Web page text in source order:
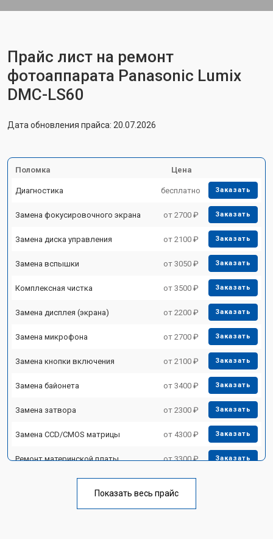
Прайс лист на ремонт
фотоаппарата Panasonic Lumix
DMC-LS60
Дата обновления прайса: 20.07.2026
Поломка Цена
Диагностика бесплатно Заказать
Замена фокусировочного экрана от 2700 ₽ Заказать
Замена диска управления от 2100 ₽ Заказать
Замена вспышки от 3050 ₽ Заказать
Комплексная чистка от 3500 ₽ Заказать
Замена дисплея (экрана) от 2200 ₽ Заказать
Замена микрофона от 2700 ₽ Заказать
Замена кнопки включения от 2100 ₽ Заказать
Замена байонета от 3400 ₽ Заказать
Замена затвора от 2300 ₽ Заказать
Замена CCD/CMOS матрицы от 4300 ₽ Заказать
Ремонт материнской платы от 3300 ₽ Заказать
Показать весь прайс